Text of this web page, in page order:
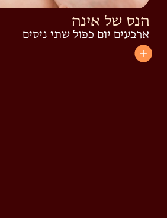
הנס של אינה
ארבעים יום כפול שתי ניסים